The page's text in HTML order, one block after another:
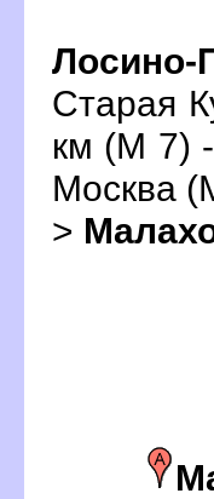
Лосино-
Старая
км (М 7)
Москва
>